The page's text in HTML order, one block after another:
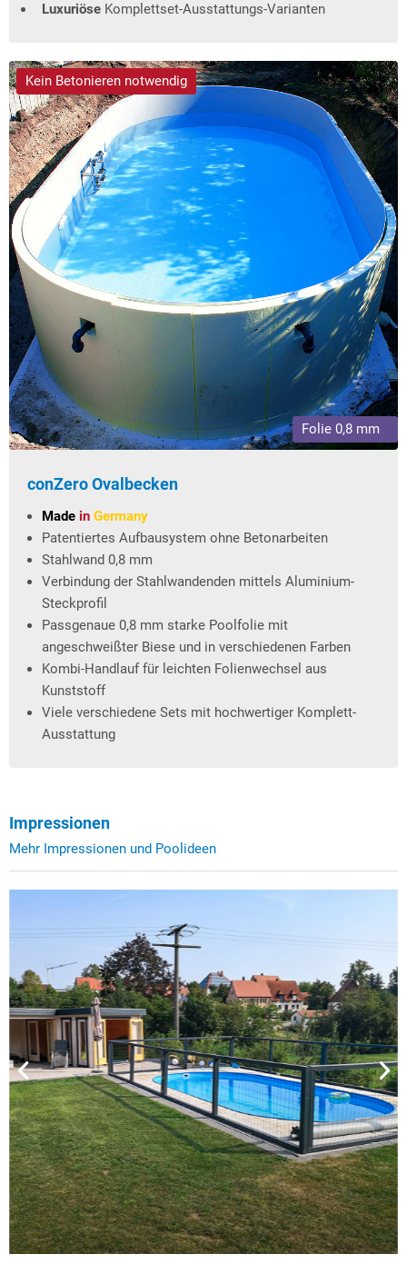
Luxuriöse Komplettset-Ausstattungs-Varianten
Kein Betonieren notwendig
Folie 0,8 mm
conZero Ovalbecken
Made in Germany
Patentiertes Aufbausystem ohne Betonarbeiten
Stahlwand 0,8 mm
Verbindung der Stahlwandenden mittels Aluminium-
Steckprofil
Passgenaue 0,8 mm starke Poolfolie mit
angeschweißter Biese und in verschiedenen Farben
Kombi-Handlauf für leichten Folienwechsel aus
Kunststoff
Viele verschiedene Sets mit hochwertiger Komplett-
Ausstattung
Impressionen
Mehr Impressionen und Poolideen